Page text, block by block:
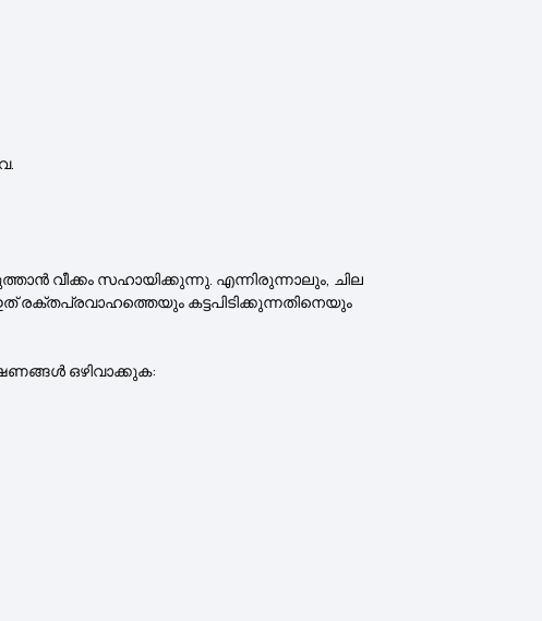
വീക്കം സഹായിക്കുന്നു. എന്നിരുന്നാലും, ചില
രക്തപ്രവാഹത്തെയും കട്ടപിടിക്കുന്നതിനെയും
ഒഴിവാക്കുക: